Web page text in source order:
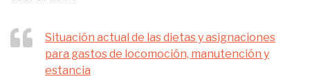
Situación actual de las dietas y asignaciones
para gastos de locomoción, manutención y
estancia